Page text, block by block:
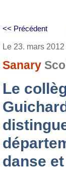
<< Précédent
Le 23. mars
Sanary
Le
danse